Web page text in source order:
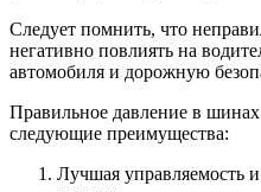
Следует помнить, что
негативно повлиять на
автомобиля и дорожную
Правильное давление в
следующие преимущества:
Лучшая управляемость